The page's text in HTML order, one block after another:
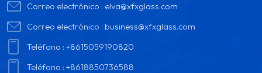
Correo electrónico : elva@xfxglass.com
Correo electrónico :business@xfxglass.com
Teléfono :+8615059190820
Teléfono :+8618850736588